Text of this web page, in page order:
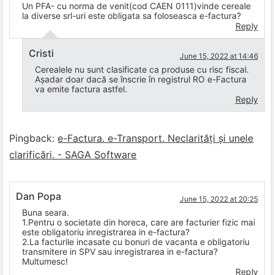
Un PFA- cu norma de venit(cod CAEN 0111)vinde cereale
la diverse srl-uri este obligata sa foloseasca e-factura?
Reply
Cristi June 15, 2022 at 14:46
Cerealele nu sunt clasificate ca produse cu risc fiscal.
Așadar doar dacă se înscrie în registrul RO e-Factura
va emite factura astfel.
Reply
Pingback:e-Factura. e-Transport. Neclarități și unele
clarificări. - SAGA Software
Dan Popa June 15, 2022 at 20:25
Buna seara.
1.Pentru o societate din horeca, care are facturier fizic mai
este obligatoriu inregistrarea in e-factura?
2.La facturile incasate cu bonuri de vacanta e obligatoriu
transmitere in SPV sau inregistrarea in e-factura?
Multumesc!
Reply